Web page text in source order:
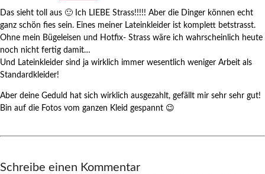
Das sieht toll aus 🙂 Ich LIEBE Strass!!!!! Aber die Dinger können echt
ganz schön fies sein. Eines meiner Lateinkleider ist komplett betstrasst.
Ohne mein Bügeleisen und Hotfix- Strass wäre ich wahrscheinlich heute
noch nicht fertig damit…
Und Lateinkleider sind ja wirklich immer wesentlich weniger Arbeit als
Standardkleider!
Aber deine Geduld hat sich wirklich ausgezahlt, gefällt mir sehr sehr gut!
Bin auf die Fotos vom ganzen Kleid gespannt 😉
Schreibe einen Kommentar